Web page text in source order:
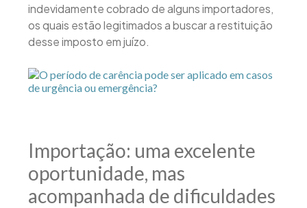
indevidamente cobrado de alguns importadores,
os quais estão legitimados a buscar a restituição
desse imposto em juízo.
Importação: uma excelente
oportunidade, mas
acompanhada de dificuldades